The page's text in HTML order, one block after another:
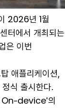
2026년 1월
터에서 개최되는
은 이번
애플리케이션,
식 출시한다.
device'의